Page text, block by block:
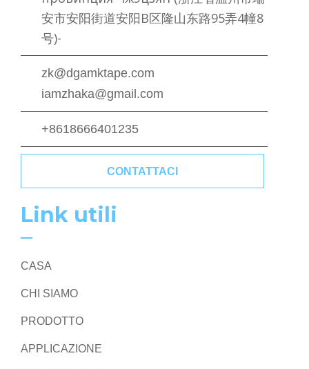
安市安阳街道安阳B区隆山东路95弄4幢8
号)-
zk@dgamktape.com
iamzhaka@gmail.com
+8618666401235
CONTATTACI
Link utili
CASA
CHI SIAMO
PRODOTTO
APPLICAZIONE